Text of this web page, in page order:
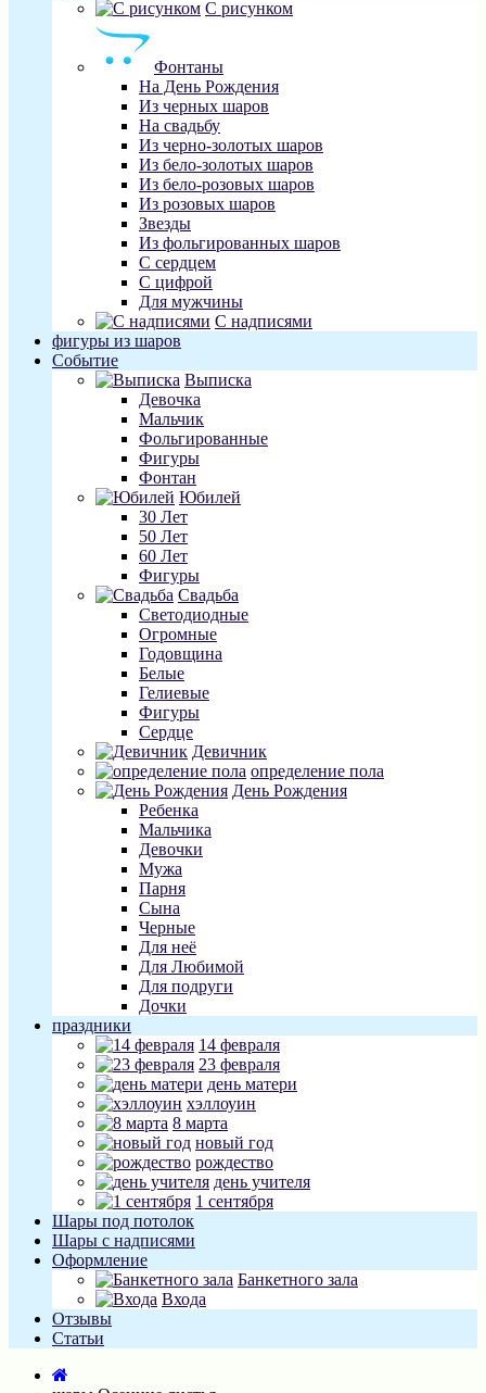
С рисунком
Фонтаны
На День Рождения
Из черных шаров
На свадьбу
Из черно-золотых шаров
Из бело-золотых шаров
Из бело-розовых шаров
Из розовых шаров
Звезды
Из фольгированных шаров
С сердцем
С цифрой
Для мужчины
С надписями
фигуры из шаров
Событие
Выписка
Девочка
Мальчик
Фольгированные
Фигуры
Фонтан
Юбилей
30 Лет
50 Лет
60 Лет
Фигуры
Свадьба
Светодиодные
Огромные
Годовщина
Белые
Гелиевые
Фигуры
Сердце
Девичник
определение пола
День Рождения
Ребенка
Мальчика
Девочки
Мужа
Парня
Сына
Черные
Для неё
Для Любимой
Для подруги
Дочки
праздники
14 февраля
23 февраля
день матери
хэллоуин
8 марта
новый год
рождество
день учителя
1 сентября
Шары под потолок
Шары с надписями
Оформление
Банкетного зала
Входа
Отзывы
Статьи